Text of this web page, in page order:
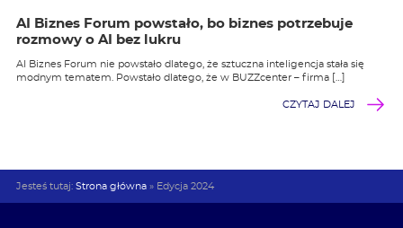
AI Biznes Forum powstało, bo biznes potrzebuje
rozmowy o AI bez lukru
AI Biznes Forum nie powstało dlatego, że sztuczna inteligencja stała się
modnym tematem. Powstało dlatego, że w BUZZcenter – firma […]
CZYTAJ DALEJ
Jesteś tutaj: Strona główna» Edycja 2024